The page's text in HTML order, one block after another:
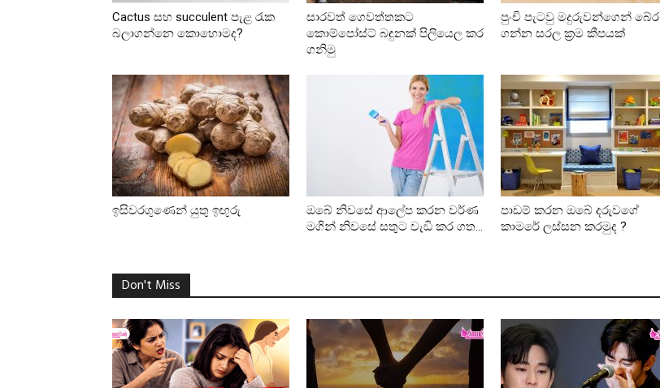
Cactus සහ succulent පැළ රැක
බලාගන්නෙ කොහොමද?
සාරවත් ගෙවත්තකට
කොම්පෝස්ට් බඳුනක් පිලියෙල කර
ගනිමු
පුංචි පැටවු මදුරුවන්ගෙන් බේර
ගන්න සරල ක්‍රම කීපයක්
ඉසිවරගුණෙන් යුතු ඉඟුරු
ඔබේ නිවසේ ආලේප කරන වර්ණ
මගින් නිවසේ සතුට වැඞි කර ගත...
පාඩම් කරන ඔබේ දරුවගේ
කාමරේ ලස්සන කරමුද ?
Don't Miss